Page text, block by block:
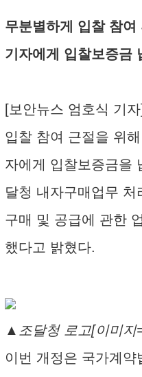
무분별하게 입찰 참
기자에게 입찰보증금
[보안뉴스 엄호식 기
입찰 참여 근절을 위
자에게 입찰보증금을
달청 내자구매업무 처
구매 및 공급에 관한
했다고 밝혔다.
▲조달청 로고[이미지
이번 개정은 국가계